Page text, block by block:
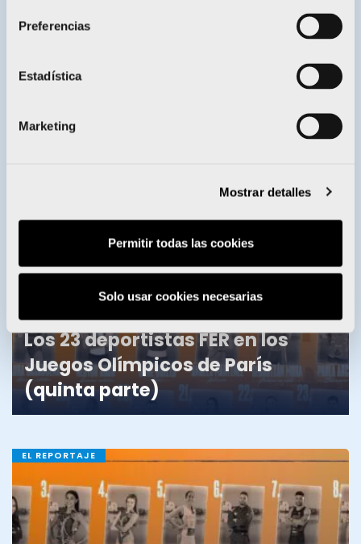
Preferencias
Estadística
Marketing
Mostrar detalles
Permitir todas las cookies
Solo usar cookies necesarias
Enervit entrega sus becas a 28
Los 23 deportistas FER en los
Juegos Olímpicos de París
(quinta parte)
EL REPORTAJE